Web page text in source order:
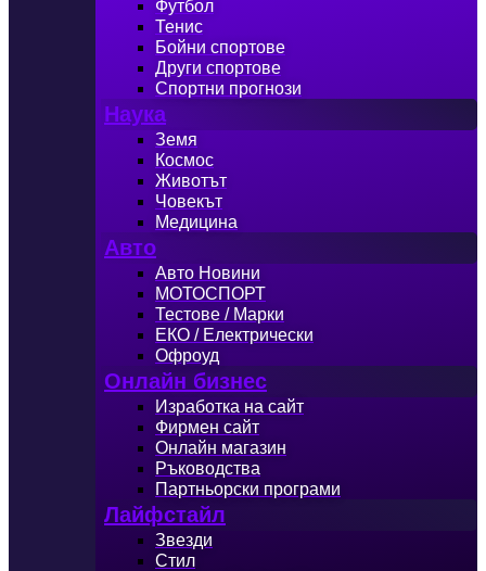
Футбол
Тенис
Бойни спортове
Други спортове
Спортни прогнози
Наука
Земя
Космос
Животът
Човекът
Медицина
Авто
Авто Новини
МОТОСПОРТ
Тестове / Марки
ЕКО / Електрически
Офроуд
Онлайн бизнес
Изработка на сайт
Фирмен сайт
Онлайн магазин
Ръководства
Партньорски програми
Лайфстайл
Звезди
Стил